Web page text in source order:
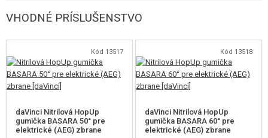
Skosená je tiež vonkajšia hrana ústia hlavne. To umožňuje
do formy, takže môže dôjsť k malému zaobleniu hrany vo vnútri. Pokiaľ by
nebola vonkajšia hrana skosená, mohol by byť v takom prípade problém s
nasadením/natlačením gumičky na hlaveň. Skosenie hlavnej Raizen tento
VHODNÉ PRÍSLUŠENSTVO
Kód 13517
daVinci Nitrilová HopUp
gumička BASARA 50° pre
elektrické (AEG) zbrane
Kód 13518
daVinci Nitrilová HopUp
gumička BASARA 60° pre
elektrické (AEG) zbrane